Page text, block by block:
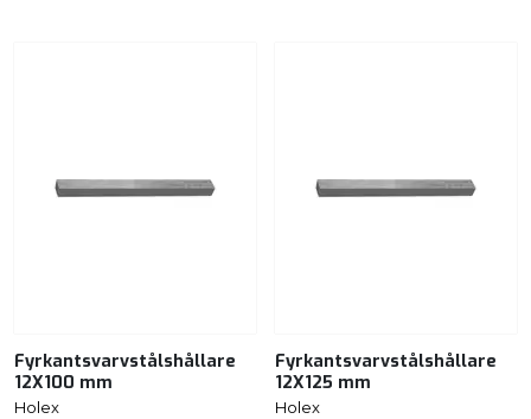
Fyrkantsvarvstålshållare
12X100 mm
Holex
Fyrkantsvarvstålshållare
12X125 mm
Holex